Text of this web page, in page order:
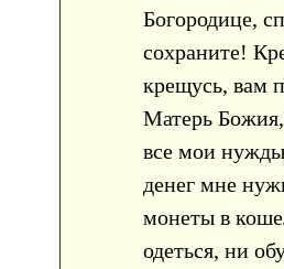
Богородице,
сохраните!
крещусь, вам
Матерь
все мои
денег мне
монеты в
одеться, ни